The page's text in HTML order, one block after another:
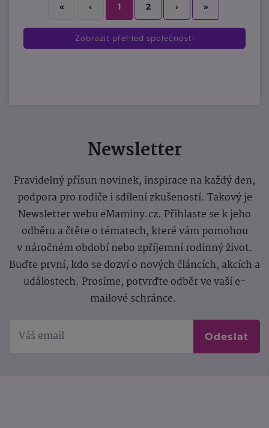
« ‹ 1 2 › »
Zobrazit přehled společností
Newsletter
Pravidelný přísun novinek, inspirace na každý den,
podpora pro rodiče i sdílení zkušeností. Takový je
Newsletter webu eMaminy.cz. Přihlaste se k jeho
odběru a čtěte o tématech, které vám pomohou
v náročném období nebo zpříjemní rodinný život.
Buďte první, kdo se dozví o nových článcích, akcích a
událostech. Prosíme, potvrďte odběr ve vaší e-
mailové schránce.
Odeslat